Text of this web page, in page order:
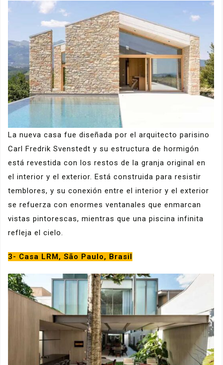
La nueva casa fue diseñada por el arquitecto parisino
Carl Fredrik Svenstedt y su estructura de hormigón
está revestida con los restos de la granja original en
el interior y el exterior. Está construida para resistir
temblores, y su conexión entre el interior y el exterior
se refuerza con enormes ventanales que enmarcan
vistas pintorescas, mientras que una piscina infinita
refleja el cielo.
3- Casa LRM, São Paulo, Brasil